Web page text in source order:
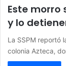
Este morro
y lo
La SSPM reportó
colonia Azteca,